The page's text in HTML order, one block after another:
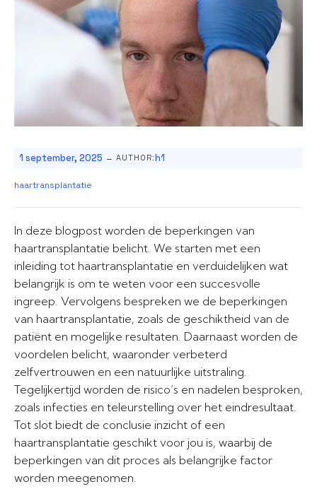
1 september, 2025 - AUTHOR:h1
haartransplantatie
In deze blogpost worden de beperkingen van
haartransplantatie belicht. We starten met een
inleiding tot haartransplantatie en verduidelijken wat
belangrijk is om te weten voor een succesvolle
ingreep. Vervolgens bespreken we de beperkingen
van haartransplantatie, zoals de geschiktheid van de
patiënt en mogelijke resultaten. Daarnaast worden de
voordelen belicht, waaronder verbeterd
zelfvertrouwen en een natuurlijke uitstraling.
Tegelijkertijd worden de risico’s en nadelen besproken,
zoals infecties en teleurstelling over het eindresultaat.
Tot slot biedt de conclusie inzicht of een
haartransplantatie geschikt voor jou is, waarbij de
beperkingen van dit proces als belangrijke factor
worden meegenomen.